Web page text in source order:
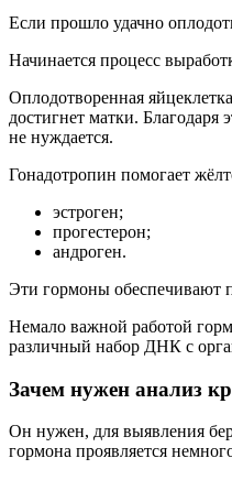
Если прошло удачно
Начинается процесс
Оплодотворенная
достигнет матки.
не нуждается.
Гонадотропин помогает
эстроген;
прогестерон;
андроген.
Эти гормоны обеспечивают
Немало важной работой
различный набор ДНК с
Зачем нужен анализ
Он нужен, для выявления
гормона проявляется